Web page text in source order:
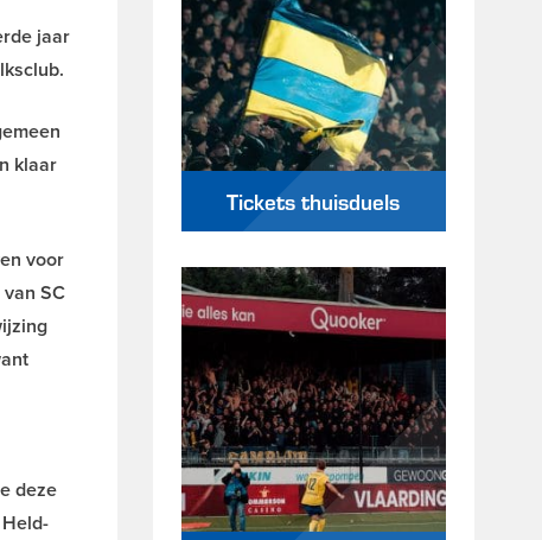
jaar
klaar
voor
SC
deze
Tickets thuisduels